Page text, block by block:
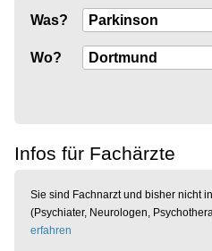
Was?
Wo?
Infos für Fachärzte
Sie sind Fachnarzt und bisher nicht
(Psychiater, Neurologen,
erfahren